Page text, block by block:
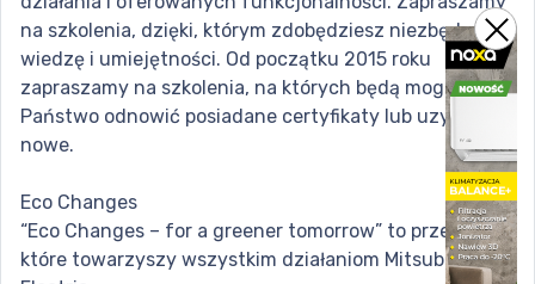
na szkolenia, dzięki, którym zdobędziesz niezbędną
wiedzę i umiejętności. Od początku 2015 roku
zapraszamy na szkolenia, na których będą mogli
Państwo odnowić posiadane certyfikaty lub uzyskać
nowe.
Eco Changes
“Eco Changes – for a greener tomorrow” to przesłanie,
które towarzyszy wszystkim działaniom Mitsubishi